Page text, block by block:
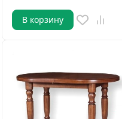
В корзину